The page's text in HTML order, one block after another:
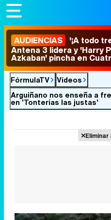
AUDIENCIAS '¡A todo
Antena 3 lidera y 'Harry
Azkaban' pincha en
FórmulaTV
Vídeos
Arguiñano nos enseña a
en 'Tonterías las justas'
Eliminar